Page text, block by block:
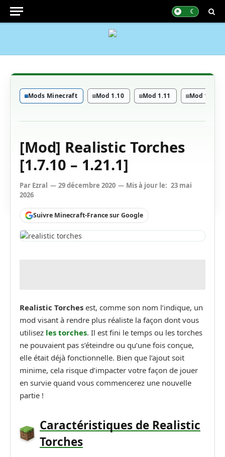
Mods Minecraft Mod 1.10 Mod 1.11 Mod 1.12
[Mod] Realistic Torches
[1.7.10 – 1.21.1]
Par Ezral 29 décembre 2020 Mis à jour le: 23 mai
2026
Suivre Minecraft-France sur Google
Realistic Torches est, comme son nom l’indique, un
mod visant à rendre plus réaliste la façon dont vous
utilisez les torches. Il est fini le temps ou les torches
ne pouvaient pas s’éteindre ou qu’une fois conçue,
elle était déjà fonctionnelle. Bien que l’ajout soit
minime, cela risque d’impacter votre façon de jouer
en survie quand vous commencerez une nouvelle
partie !
Caractéristiques de Realistic
Torches